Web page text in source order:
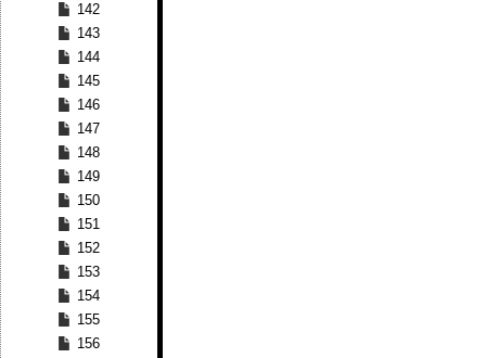
142
143
144
145
146
147
148
149
150
151
152
153
154
155
156